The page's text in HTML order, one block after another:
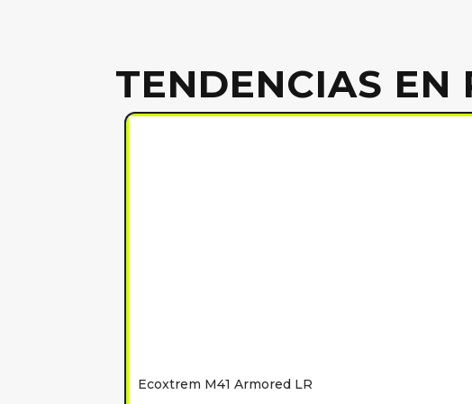
TENDENCIAS EN
Ecoxtrem M41 Armored LR